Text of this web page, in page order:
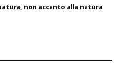
non accanto alla natura